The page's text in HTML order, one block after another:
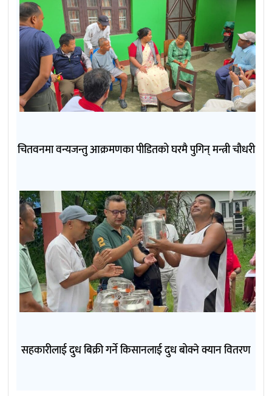
चितवनमा वन्यजन्तु आक्रमणका पीडितको घरमै पुगिन् मन्त्री चौधरी
सहकारीलाई दुध बिक्री गर्ने किसानलाई दुध बोक्ने क्यान वितरण